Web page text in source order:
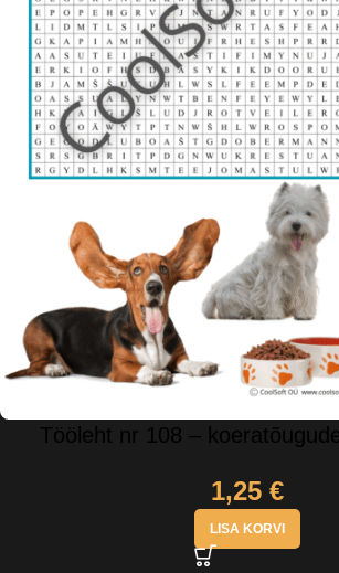
Tööleht nr 108 –
1,25 €
LISA KORVI